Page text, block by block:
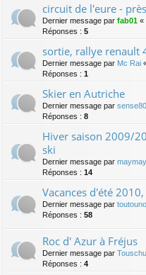
circuit de l'eure -
Dernier message par fab01 «
Réponses : 5
sortie, rallye renault
Dernier message par Mc Rai
Réponses : 1
Skier en Autriche
Dernier message par sense80
Réponses : 8
Hiver saison 2009/
ski
Dernier message par
Réponses : 14
Vacances d'été
Dernier message par
Réponses : 58
Roc d' Azur à Fréjus
Dernier message par
Réponses : 4